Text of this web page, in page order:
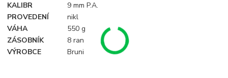
KALIBR
9 mm P.A.
PROVEDENÍ
nikl
VÁHA
550 g
ZÁSOBNÍK
8 ran
VÝROBCE
Bruni